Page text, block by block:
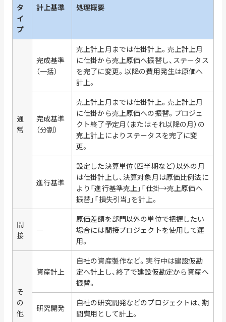
タ
イ
プ
計上基準 処理概要
通
常
完成基準
（一括）
売上計上月までは仕掛計上。売上計上月
に仕掛から売上原価へ振替し、ステータス
を完了に変更。以降の費用発生は原価へ
計上。
完成基準
（分割）
売上計上月までは仕掛計上。売上計上月
に仕掛から売上原価への振替。プロジェ
クト終了予定月（またはそれ以降の月）の
売上計上によりステータスを完了に変
更。
進行基準
設定した決算単位（四半期など）以外の月
は仕掛計上し、決算対象月は原価比例法に
より「進行基準売上」「仕掛→売上原価へ
振替」「損失引当」を計上。
間
接
―
原価差額を部門以外の単位で把握したい
場合には間接プロジェクトを使用して運
用。
そ
の
他
資産計上
自社の資産製作など。実行中は建設仮勘
定へ計上し、終了で建設仮勘定から資産へ
振替。
研究開発
自社の研究開発などのプロジェクトは、期
間費用として計上。